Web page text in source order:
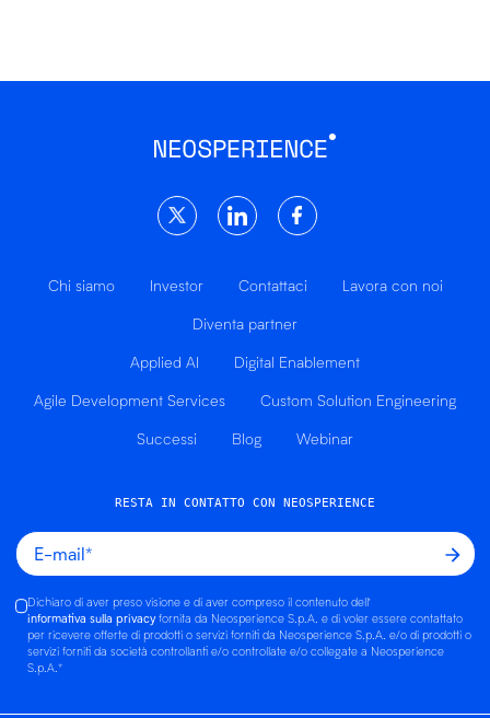
Chi siamo Investor Contattaci Lavora con noi
Diventa partner
Applied AI Digital Enablement
Agile Development Services Custom Solution Engineering
Successi Blog Webinar
RESTA IN CONTATTO CON NEOSPERIENCE
Dichiaro di aver preso visione e di aver compreso il contenuto dell'
informativa sulla privacyfornita da Neosperience S.p.A. e di voler essere contattato
per ricevere offerte di prodotti o servizi forniti da Neosperience S.p.A. e/o di prodotti o
servizi forniti da società controllanti e/o controllate e/o collegate a Neosperience
S.p.A.*